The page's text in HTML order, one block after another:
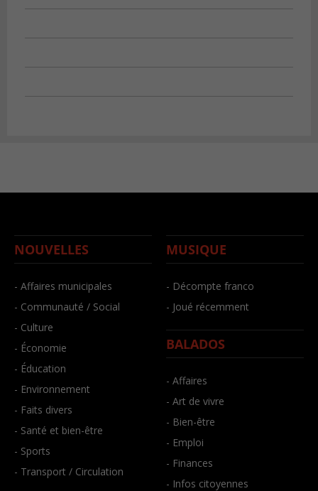
NOUVELLES
- Affaires municipales
- Communauté / Social
- Culture
- Économie
- Éducation
- Environnement
- Faits divers
- Santé et bien-être
- Sports
- Transport / Circulation
MUSIQUE
- Décompte franco
- Joué récemment
BALADOS
- Affaires
- Art de vivre
- Bien-être
- Emploi
- Finances
- Infos citoyennes